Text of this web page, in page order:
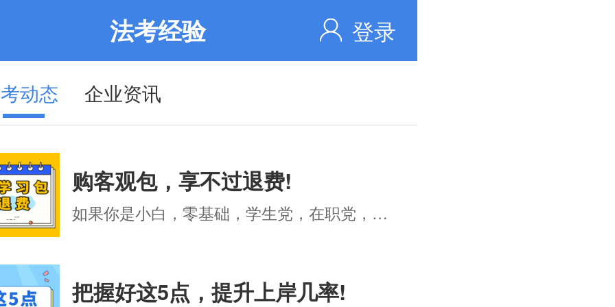
法考经验 登录
动态 企业资讯
购客观包，享不过退费!
如果你是小白，零基础，学生党，在职党，那...
把握好这5点，提升上岸几率!